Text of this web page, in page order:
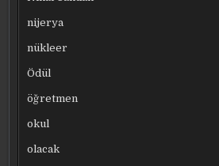
nijerya
nükleer
Ödül
öğretmen
okul
olacak